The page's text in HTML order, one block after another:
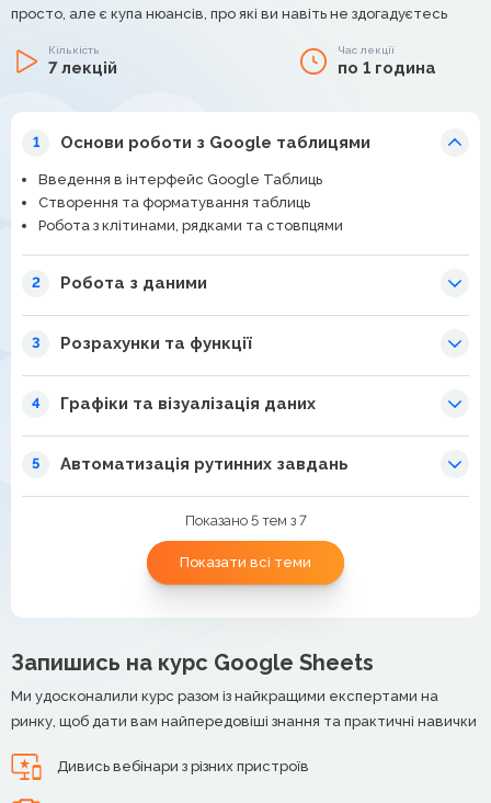
просто, але є купа нюансів, про які ви навіть не здогадуєтесь
Кількість
7 лекцій
Час лекції
по 1 година
1 Основи роботи з Google таблицями
Введення в інтерфейс Google Таблиць
Створення та форматування таблиць
Робота з клітинами, рядками та стовпцями
2 Робота з даними
3 Розрахунки та функції
4 Графіки та візуалізація даних
5 Автоматизація рутинних завдань
Показано 5 тем з 7
Показати всі теми
Запишись на курс Google Sheets
Ми удосконалили курс разом із найкращими експертами на
ринку, щоб дати вам найпередовіші знання та практичні навички
Дивись вебінари з різних пристроїв